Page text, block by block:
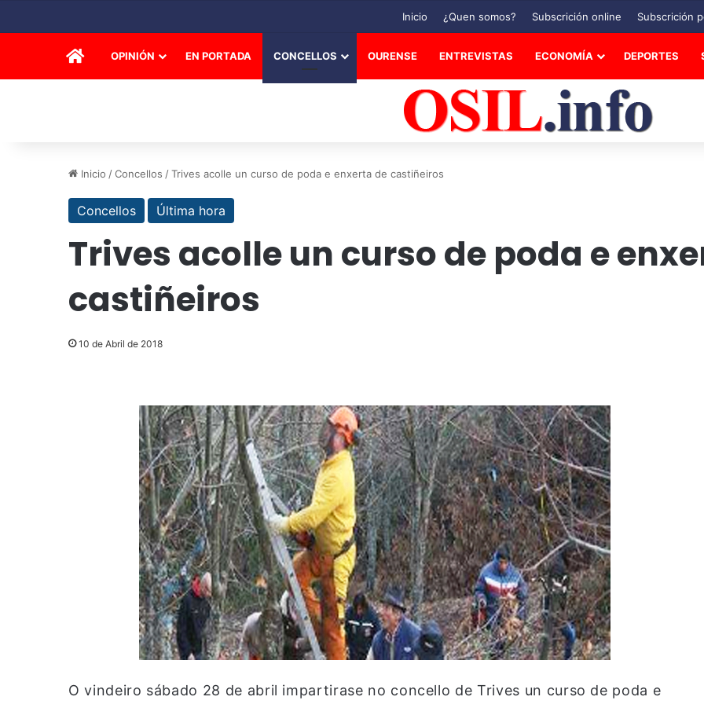
Inicio ¿Quen somos? Subscrición online Subscrición
INICIOOPINIÓN EN PORTADA CONCELLOS OURENSE ENTREVISTAS ECONOMÍA DEPORTES
Inicio /Concellos /Trives acolle un curso de poda e enxerta de castiñeiros
Concellos Última hora
Trives acolle un curso de poda e
castiñeiros
10 de Abril de 2018
O vindeiro sábado 28 de abril impartirase no concello de Trives un curso de poda e